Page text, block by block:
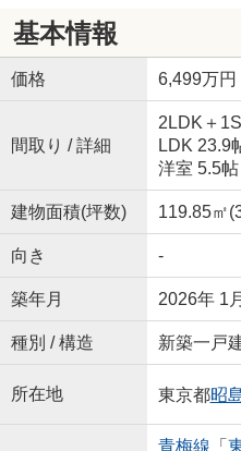
基本情報
価格 6,499万円
間取り / 詳細
2LDK＋
LDK 23.9
洋室 5.5
建物面積(坪数) 119.85㎡
向き -
築年月 2026年 1
種別 / 構造 新築一戸
所在地 東京都昭
青梅線 「